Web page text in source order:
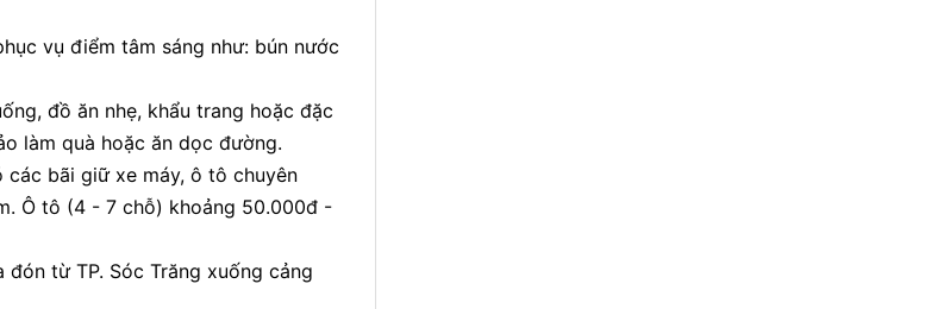
vụ điểm tâm sáng như: bún nước
đồ ăn nhẹ, khẩu trang hoặc đặc
làm quà hoặc ăn dọc đường.
bãi giữ xe máy, ô tô chuyên
Ô tô (4 - 7 chỗ) khoảng 50.000đ -
đón từ TP. Sóc Trăng xuống cảng